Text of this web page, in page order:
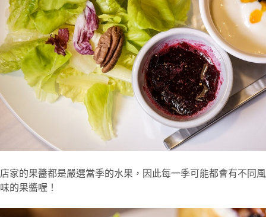
店家的果醬都是嚴選當季的水果，因此每一季可能都會有不同風
味的果醬喔！